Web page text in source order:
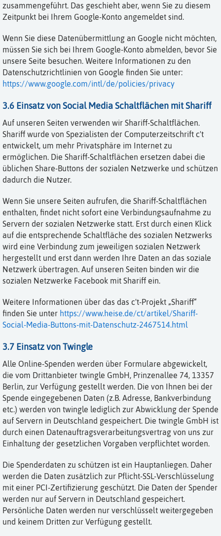
zusammengeführt. Das geschieht aber, wenn Sie zu diesem
Zeitpunkt bei Ihrem Google-Konto angemeldet sind.
Wenn Sie diese Datenübermittlung an Google nicht möchten,
müssen Sie sich bei Ihrem Google-Konto abmelden, bevor Sie
unsere Seite besuchen. Weitere Informationen zu den
Datenschutzrichtlinien von Google finden Sie unter:
https://www.google.com/intl/de/policies/privacy
3.6 Einsatz von Social Media Schaltflächen mit Shariff
Auf unseren Seiten verwenden wir Shariff-Schaltflächen.
Shariff wurde von Spezialisten der Computerzeitschrift c't
entwickelt, um mehr Privatsphäre im Internet zu
ermöglichen. Die Shariff-Schaltflächen ersetzen dabei die
üblichen Share-Buttons der sozialen Netzwerke und schützen
dadurch die Nutzer.
Wenn Sie unsere Seiten aufrufen, die Shariff-Schaltflächen
enthalten, findet nicht sofort eine Verbindungsaufnahme zu
Servern der sozialen Netzwerke statt. Erst durch einen Klick
auf die entsprechende Schaltfläche des sozialen Netzwerks
wird eine Verbindung zum jeweiligen sozialen Netzwerk
hergestellt und erst dann werden Ihre Daten an das soziale
Netzwerk übertragen. Auf unseren Seiten binden wir die
sozialen Netzwerke Facebook mit Shariff ein.
Weitere Informationen über das das c't-Projekt „Shariff“
finden Sie unter https://www.heise.de/ct/artikel/Shariff-
Social-Media-Buttons-mit-Datenschutz-2467514.html
3.7 Einsatz von Twingle
Alle Online-Spenden werden über Formulare abgewickelt,
die vom Drittanbieter twingle GmbH, Prinzenallee 74, 13357
Berlin, zur Verfügung gestellt werden. Die von Ihnen bei der
Spende eingegebenen Daten (z.B. Adresse, Bankverbindung
etc.) werden von twingle lediglich zur Abwicklung der Spende
auf Servern in Deutschland gespeichert. Die twingle GmbH ist
durch einen Datenauftragsverarbeitungsvertrag von uns zur
Einhaltung der gesetzlichen Vorgaben verpflichtet worden.
Die Spenderdaten zu schützen ist ein Hauptanliegen. Daher
werden die Daten zusätzlich zur Pflicht-SSL-Verschlüsselung
mit einer PCI-Zertifizierung geschützt. Die Daten der Spender
werden nur auf Servern in Deutschland gespeichert.
Persönliche Daten werden nur verschlüsselt weitergegeben
und keinem Dritten zur Verfügung gestellt.